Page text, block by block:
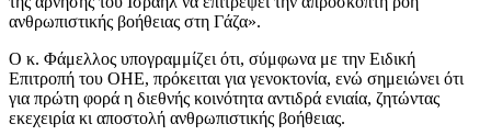
ανθρωπιστικής βοήθειας στη Γάζα».
Ο κ. Φάμελλος υπογραμμίζει ότι, σύμφωνα με την Ειδική
Επιτροπή του ΟΗΕ, πρόκειται για γενοκτονία, ενώ σημειώνει ότι
για πρώτη φορά η διεθνής κοινότητα αντιδρά ενιαία, ζητώντας
εκεχειρία κι αποστολή ανθρωπιστικής βοήθειας.